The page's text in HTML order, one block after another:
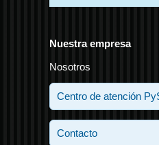
Nuestra empresa
Nosotros
Centro de atención
Contacto